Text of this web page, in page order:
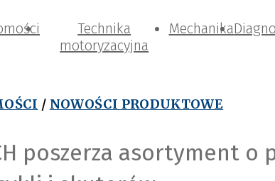
Technika
motoryzacyjna
Mechanika
/ NOWOŚCI PRODUKTOWE
poszerza asortyment o